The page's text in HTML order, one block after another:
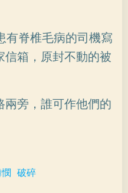
有脊椎毛病的司機寫
信箱，原封不動的被
兩旁，誰可作他們的
破碎